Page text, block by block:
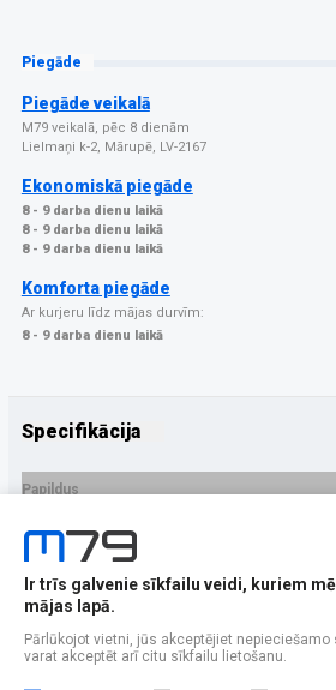
Piegāde
Piegāde veikalā
M79 veikalā, pēc 8 dienām
Lielmaņi k-2, Mārupē, LV-2167
Ekonomiskā piegāde
8 - 9 darba dienu laikā
8 - 9 darba dienu laikā
8 - 9 darba dienu laikā
Komforta piegāde
Ar kurjeru līdz mājas durvīm:
8 - 9 darba dienu laikā
Specifikācija
Papildus
Ražotājs
PRECES APRAKSTS
EAN - 5906146484160
Ir trīs galvenie sīkfailu veidi, kuriem
mājas lapā.
Pārlūkojot vietni, jūs akceptējiet
varat akceptēt arī citu sīkfailu lietošanu.